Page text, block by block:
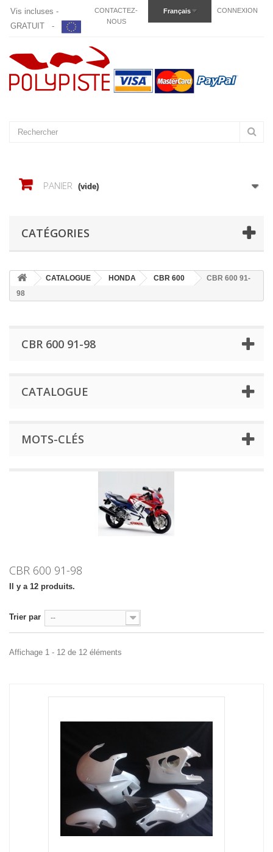
CONNEXION
Français
CONTACTEZ-
NOUS
Vis incluses -
GRATUIT -
PANIER (vide)
CATÉGORIES
CATALOGUE HONDA CBR 600
CBR 600 91-
98
CBR 600 91-98
CATALOGUE
MOTS-CLÉS
CBR 600 91-98
Il y a 12 produits.
Trier par --
Affichage 1 - 12 de 12 éléments